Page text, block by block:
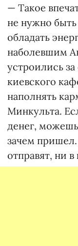
— Такое
не нужно
обладать
наболевшим
устроились
киевского
наполнять
Минкульта.
денег,
зачем
отправят, ни в